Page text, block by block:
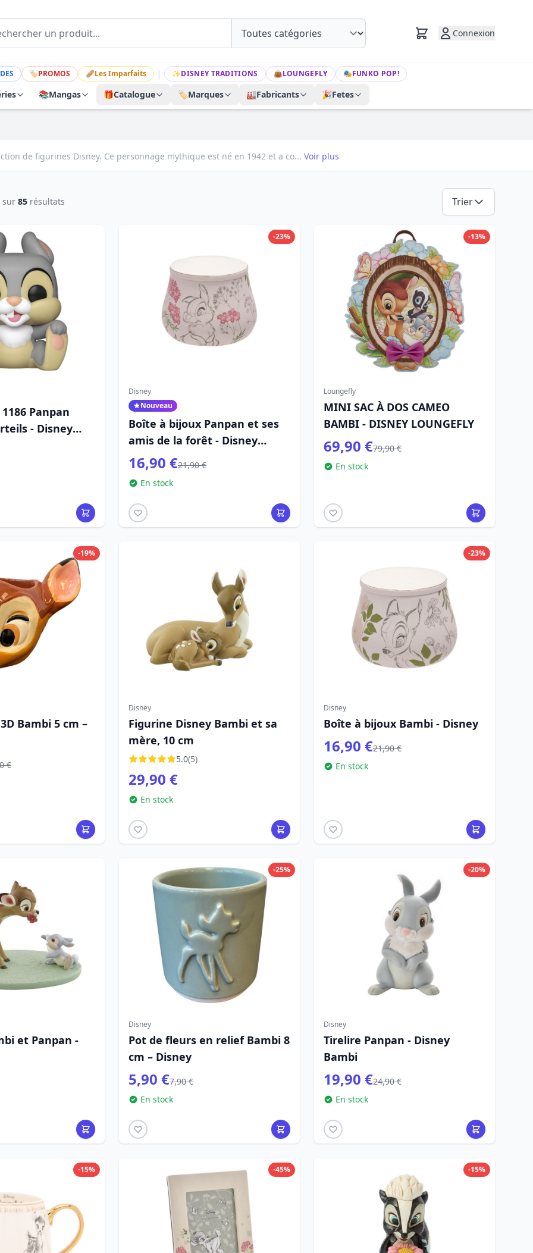
Connexion
🏷PROMOS 🩹Les Imparfaits | ✨DISNEY TRADITIONS 👜LOUNGEFLY 🎭FUNKO POP!
📚Mangas 🎁Catalogue 🏷️Marques 🏭Fabricants 🎉Fetes
de figurines Disney. Ce personnage mythique est né en 1942 et a co... Voir plus
sur 85 résultats Trier
1186 Panpan
- Disney
-23%
Disney
Nouveau
Boîte à bijoux Panpan et ses
amis de la forêt - Disney
Bambi
16,90 €21,90 €
En stock
-13%
Loungefly
MINI SAC À DOS CAMEO
BAMBI - DISNEY LOUNGEFLY
69,90 €79,90 €
En stock
-19%
Bambi 5 cm –
€
Disney
Figurine Disney Bambi et sa
mère, 10 cm
5.0(5)
29,90 €
En stock
-23%
Disney
Boîte à bijoux Bambi - Disney
16,90 €21,90 €
En stock
et Panpan -
-25%
Disney
Pot de fleurs en relief Bambi 8
cm – Disney
5,90 €7,90 €
En stock
-20%
Disney
Tirelire Panpan - Disney
Bambi
19,90 €24,90 €
En stock
-15% -45% -15%